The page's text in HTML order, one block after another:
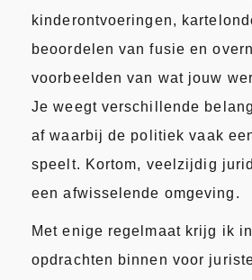
kinderontvoeringen,
beoordelen van fusie en
voorbeelden van wat jouw
Je weegt verschillende
af waarbij de politiek vaak
speelt. Kortom, veelzijdig
een afwisselende omgeving.
Met enige regelmaat krijg ik
opdrachten binnen voor